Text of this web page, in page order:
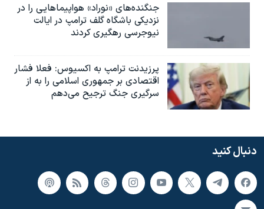
جنگنده‌های «نوراد» هواپیماهایی را در
نزدیکی باشگاه گلف ترامپ در ایالت
نیوجرسی رهگیری کردند
پرزیدنت ترامپ به اکسیوس: فعلا فشار
اقتصادی بر جمهوری اسلامی را به از
سرگیری جنگ ترجیح می‌دهم
دنبال کنید